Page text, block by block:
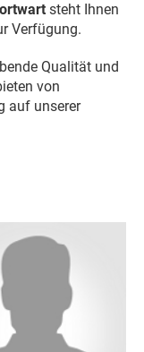
steht Ihnen
Verfügung.
Qualität und
von
auf unserer